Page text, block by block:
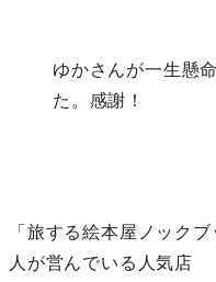
ゆかさんが一生懸
た。感謝！
「旅する絵本屋ノック
人が営んでいる人気店